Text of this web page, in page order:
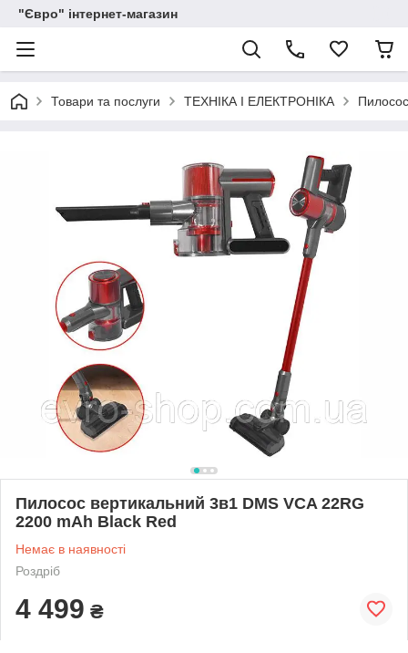
"Євро" інтернет-магазин
Товари та послуги ТЕХНІКА І ЕЛЕКТРОНІКА
Пилосос вертикальний 3в1 DMS VCA 22RG
2200 mAh Black Red
Немає в наявності
Роздріб
4 499 ₴